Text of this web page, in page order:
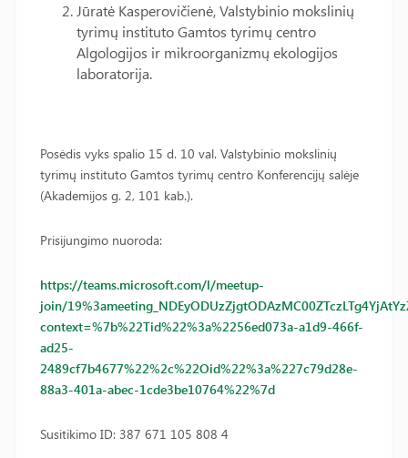
Jūratė Kasperovičienė, Valstybinio mokslinių
tyrimų instituto Gamtos tyrimų centro
Algologijos ir mikroorganizmų ekologijos
laboratorija.
Posėdis vyks spalio 15 d. 10 val. Valstybinio mokslinių
tyrimų instituto Gamtos tyrimų centro Konferencijų salėje
(Akademijos g. 2, 101 kab.).
Prisijungimo nuoroda:
https://teams.microsoft.com/l/meetup-
join/
context=%7b%22Tid%22%3a%2256ed073a-a1d9-466f-
ad25-
2489cf7b4677%22%2c%22Oid%22%3a%227c79d28e-
88a3-401a-abec-1cde3be10764%22%7d
Susitikimo ID: 387 671 105 808 4